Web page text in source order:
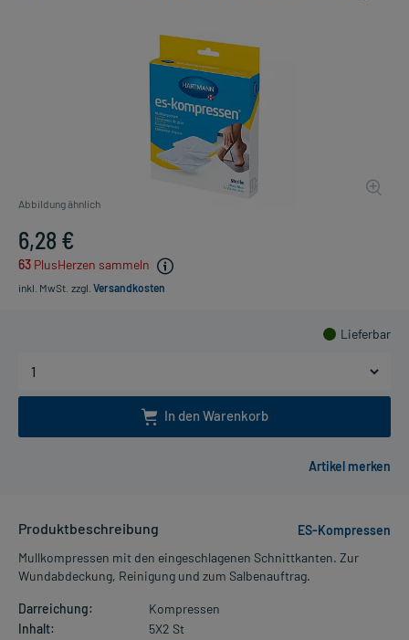
Abbildung ähnlich
6,28 €
63 PlusHerzen sammeln
inkl. MwSt. zzgl. Versandkosten
Lieferbar
In den Warenkorb
Produktbeschreibung
ES-Kompressen
Mullkompressen mit den eingeschlagenen Schnittkanten. Zur
Wundabdeckung, Reinigung und zum Salbenauftrag.
Darreichung:
Kompressen
Inhalt:
5X2 St